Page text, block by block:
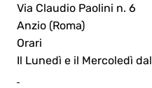
Via Claudio Paolini n. 6
Anzio (Roma)
Orari
Il Lunedì e il Mercoledì